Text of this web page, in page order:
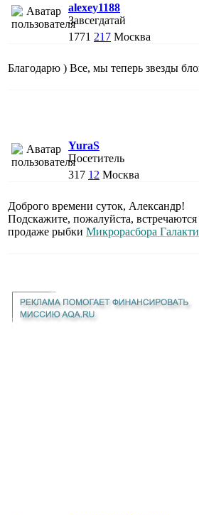
alexey1188
Завсегдатай
1771 217 Москва
Благодарю ) Все, мы теперь звезды
YuraS
Посетитель
317 12 Москва
Доброго времени суток, Александр!
Подскажите, пожалуйста,
продаже рыбки Микрорасбора